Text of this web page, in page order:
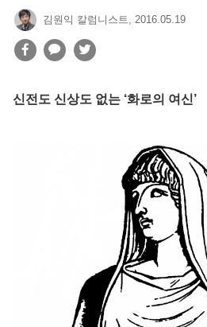
김원익 칼럼니스트, 2016.05.19
신전도 신상도 없는 ‘화로의 여신’